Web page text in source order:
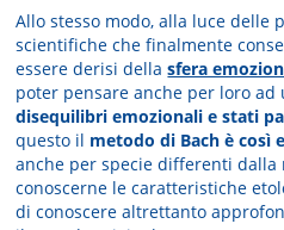
Allo stesso modo, alla luce delle
scientifiche che finalmente
essere derisi dellasfera
poter pensare anche per loro
disequilibri emozionali e stati
questo il metodo di Bach è così
anche per specie differenti dalla
conoscerne le caratteristiche
di conoscere altrettanto